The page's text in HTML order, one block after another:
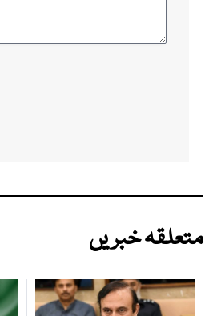
متعلقہ خبریں